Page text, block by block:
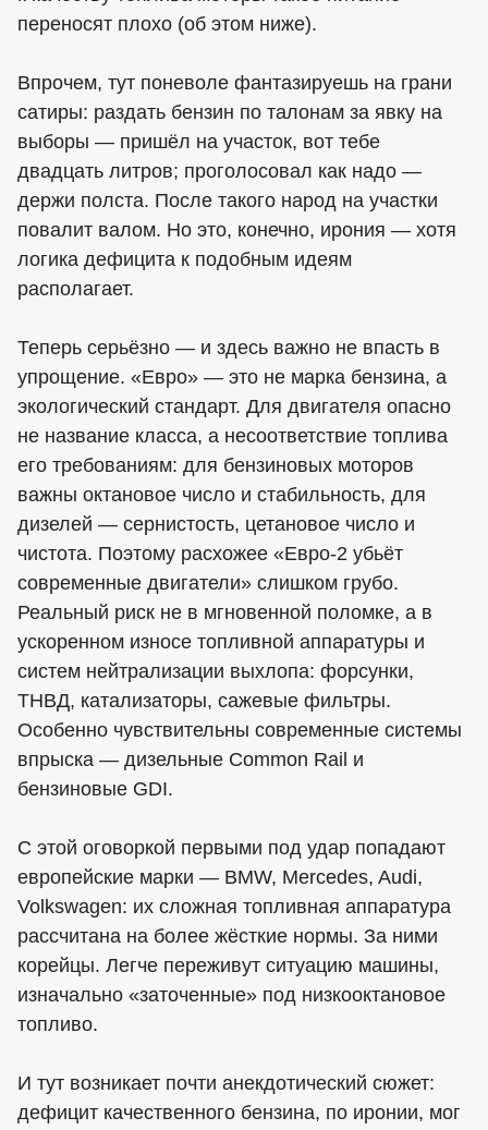
переносят плохо (об этом ниже).
Впрочем, тут поневоле фантазируешь на грани
сатиры: раздать бензин по талонам за явку на
выборы — пришёл на участок, вот тебе
двадцать литров; проголосовал как надо —
держи полста. После такого народ на участки
повалит валом. Но это, конечно, ирония — хотя
логика дефицита к подобным идеям
располагает.
Теперь серьёзно — и здесь важно не впасть в
упрощение. «Евро» — это не марка бензина, а
экологический стандарт. Для двигателя опасно
не название класса, а несоответствие топлива
его требованиям: для бензиновых моторов
важны октановое число и стабильность, для
дизелей — сернистость, цетановое число и
чистота. Поэтому расхожее «Евро-2 убьёт
современные двигатели» слишком грубо.
Реальный риск не в мгновенной поломке, а в
ускоренном износе топливной аппаратуры и
систем нейтрализации выхлопа: форсунки,
ТНВД, катализаторы, сажевые фильтры.
Особенно чувствительны современные системы
впрыска — дизельные Common Rail и
бензиновые GDI.
С этой оговоркой первыми под удар попадают
европейские марки — BMW, Mercedes, Audi,
Volkswagen: их сложная топливная аппаратура
рассчитана на более жёсткие нормы. За ними
корейцы. Легче переживут ситуацию машины,
изначально «заточенные» под низкооктановое
топливо.
И тут возникает почти анекдотический сюжет:
дефицит качественного бензина, по иронии, мог